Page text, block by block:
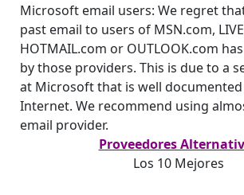
Microsoft email users: We regret
past email to users of MSN.com,
HOTMAIL.com or OUTLOOK.com
by those providers. This is due to a
at Microsoft that is well
Internet. We recommend using
email provider.
Proveedores
Los 10 Mejores